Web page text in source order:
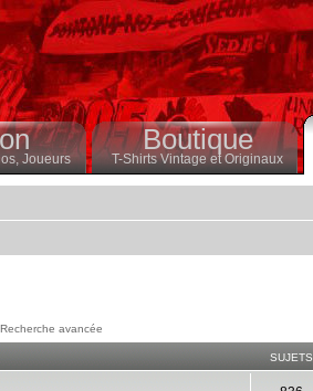
Joueurs
Boutique
T-Shirts Vintage et Originaux
Recherche avancée
SUJETS